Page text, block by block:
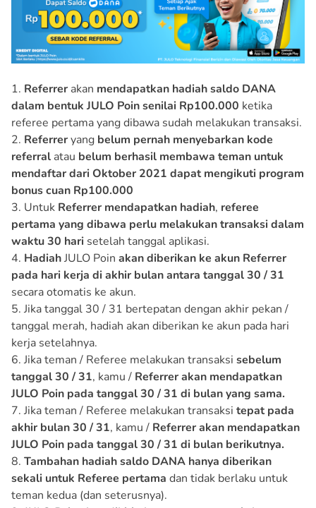
1. Referrer akan mendapatkan hadiah saldo DANA
dalam bentuk JULO Poinsenilai Rp100.000 ketika
referee pertama yang dibawa sudah melakukan transaksi.
2. Referreryang belum pernah menyebarkan kode
referral atau belum berhasil membawa teman untuk
mendaftar dari Oktober 2021 dapat mengikuti program
bonus cuan Rp100.000
3. Untuk Referrer mendapatkan hadiah, referee
pertama yang dibawa perlu melakukan transaksi dalam
waktu 30 hari setelah tanggal aplikasi.
4. HadiahJULO Poin akan diberikan ke akun Referrer
pada hari kerja di akhir bulan antara tanggal 30 / 31
secara otomatis ke akun.
5. Jika tanggal 30 / 31 bertepatan dengan akhir pekan /
tanggal merah, hadiah akan diberikan ke akun pada hari
kerja setelahnya.
6. Jika teman / Referee melakukan transaksi sebelum
tanggal 30 / 31, kamu / Referrer akan mendapatkan
JULO Poin pada tanggal 30 / 31 di bulan yang sama.
7. Jika teman / Referee melakukan transaksi tepat pada
akhir bulan 30 / 31, kamu / Referrer akan mendapatkan
JULO Poin pada tanggal 30 / 31 di bulan berikutnya.
8. Tambahan hadiah saldo DANA hanya diberikan
sekali untuk Referee pertama dan tidak berlaku untuk
teman kedua (dan seterusnya).